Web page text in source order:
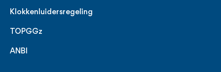
Klokkenluidersregeling
TOPGGz
ANBI